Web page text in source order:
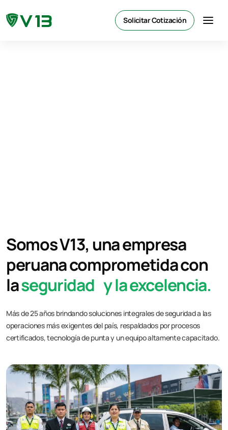
Solicitar Cotización
Somos V13, una empresa
peruana comprometida con
laseguridad y la excelencia.
Más de 25 años brindando soluciones integrales de seguridad a las
operaciones más exigentes del país, respaldados por procesos
certificados, tecnología de punta y un equipo altamente capacitado.